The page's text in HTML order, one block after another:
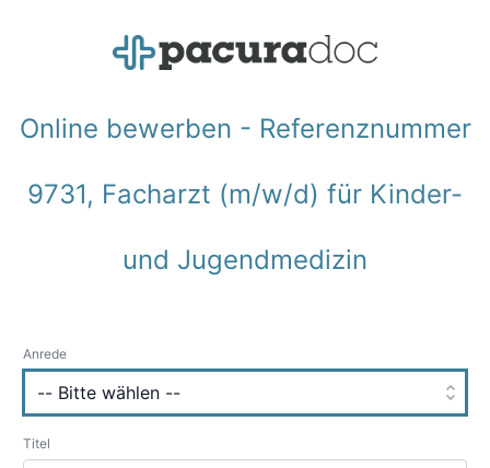
Online bewerben - Referenznummer
9731, Facharzt (m/w/d) für Kinder-
und Jugendmedizin
Anrede
Titel